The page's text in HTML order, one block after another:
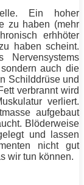
Ein hoher
zu haben (mehr
erhhöter
haben scheint.
auch die
Schilddrüse und
verbrannt wird
verliert.
aufgebaut
Blöderweise
und lassen
nicht gut
wir tun können.